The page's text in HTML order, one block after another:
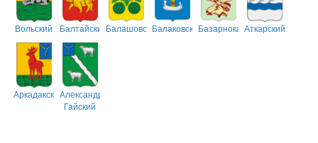
Вольский БалтайскийБалашовскийБалаковскийБазарнокарабулакский
Аткарский
АркадакскийАлександрово-
Гайский